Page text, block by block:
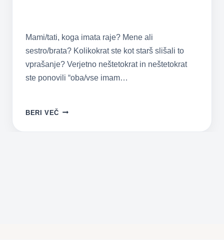
Mami/tati, koga imata raje? Mene ali
sestro/brata? Kolikokrat ste kot starš slišali to
vprašanje? Verjetno neštetokrat in neštetokrat
ste ponovili “oba/vse imam…
BERI VEČ STARŠI
NAJLJUBŠEGA